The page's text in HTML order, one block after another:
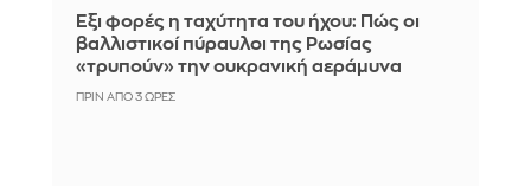
Έξι φορές η ταχύτητα του ήχου: Πώς οι
βαλλιστικοί πύραυλοι της Ρωσίας
«τρυπούν» την ουκρανική αεράμυνα
ΠΡΙΝ ΑΠΌ 3 ΏΡΕΣ